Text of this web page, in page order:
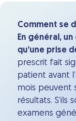
Comment se
En général,
qu’une prise
prescrit fait
patient avant
mois peuvent
résultats. S’ils
examens